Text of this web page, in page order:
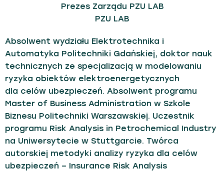
Prezes Zarządu PZU LAB
PZU LAB
Absolwent wydziału Elektrotechnika i
Automatyka Politechniki Gdańskiej, doktor nauk
technicznych ze specjalizacją w modelowaniu
ryzyka obiektów elektroenergetycznych
dla celów ubezpieczeń. Absolwent programu
Master of Business Administration w Szkole
Biznesu Politechniki Warszawskiej. Uczestnik
programu Risk Analysis in Petrochemical Industry
na Uniwersytecie w Stuttgarcie. Twórca
autorskiej metodyki analizy ryzyka dla celów
ubezpieczeń – Insurance Risk Analysis